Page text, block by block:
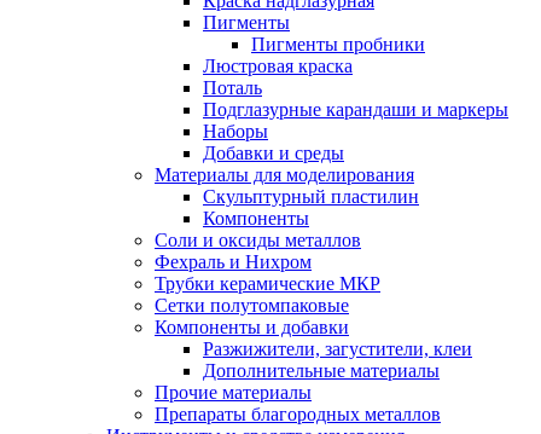
Пигменты
Пигменты пробники
Люстровая краска
Поталь
Подглазурные карандаши и маркеры
Наборы
Добавки и среды
Материалы для моделирования
Скульптурный пластилин
Компоненты
Соли и оксиды металлов
Фехраль и Нихром
Трубки керамические МКР
Сетки полутомпаковые
Компоненты и добавки
Разжижители, загустители, клеи
Дополнительные материалы
Прочие материалы
Препараты благородных металлов